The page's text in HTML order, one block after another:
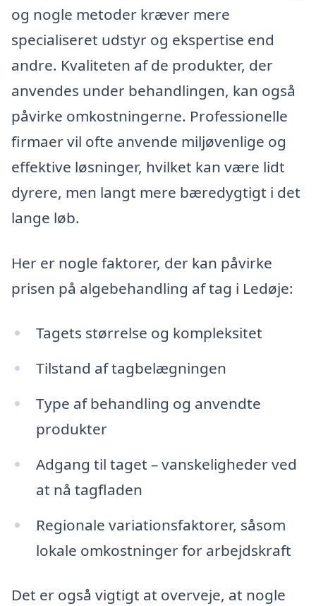
og nogle metoder kræver mere
specialiseret udstyr og ekspertise end
andre. Kvaliteten af de produkter, der
anvendes under behandlingen, kan også
påvirke omkostningerne. Professionelle
firmaer vil ofte anvende miljøvenlige og
effektive løsninger, hvilket kan være lidt
dyrere, men langt mere bæredygtigt i det
lange løb.
Her er nogle faktorer, der kan påvirke
prisen på algebehandling af tag i Ledøje:
Tagets størrelse og kompleksitet
Tilstand af tagbelægningen
Type af behandling og anvendte
produkter
Adgang til taget – vanskeligheder ved
at nå tagfladen
Regionale variationsfaktorer, såsom
lokale omkostninger for arbejdskraft
Det er også vigtigt at overveje, at nogle